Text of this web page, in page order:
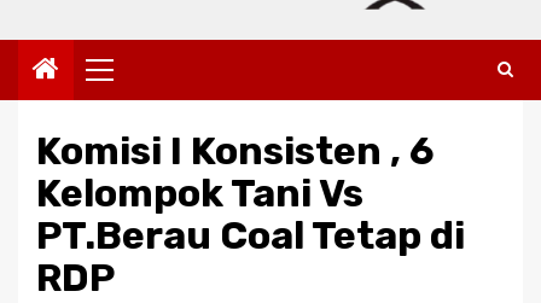
Primary
Menu
Komisi I Konsisten , 6
Kelompok Tani Vs
PT.Berau Coal Tetap di
RDP